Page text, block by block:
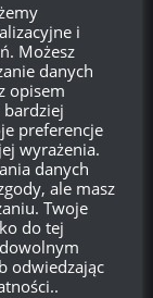
i
Możesz
danych
opisem
bardziej
preferencje
wyrażenia.
danych
ale masz
Twoje
do tej
odwiedzając